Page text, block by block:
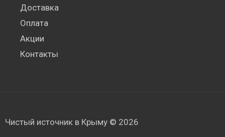
Доставка
Оплата
Акции
Контакты
Чистый источник в Крыму © 2026